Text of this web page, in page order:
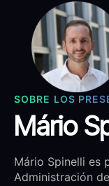
SOBRE LOS
Mário
Mário Spinelli es
Administración